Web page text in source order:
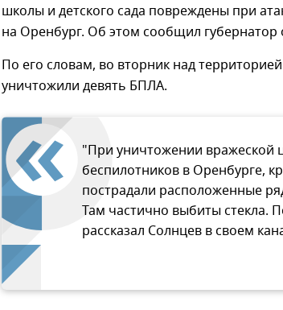
школы и детского сада повреждены при
на Оренбург. Об этом сообщил губернатор
По его словам, во вторник над
уничтожили девять БПЛА.
"При уничтожении вражеской
беспилотников в Оренбурге,
пострадали расположенные
Там частично выбиты стекла.
рассказал Солнцев в своем